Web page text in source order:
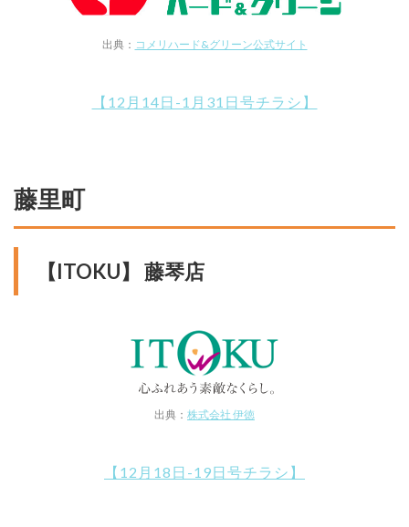
出典： コメリハード&グリーン公式サイト
【12月14日-1月31日号チラシ】
藤里町
【ITOKU】 藤琴店
出典： 株式会社 伊徳
【12月18日-19日号チラシ】